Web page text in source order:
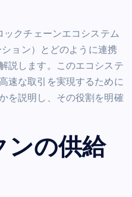
クチェーンエコシステム
ョン）とどのように連携
説します。このエコシステ
速な取引を実現するために
を説明し、その役割を明確
ンの供給